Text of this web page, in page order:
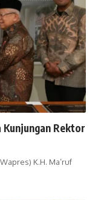
Rektor
K.H. Ma’ruf